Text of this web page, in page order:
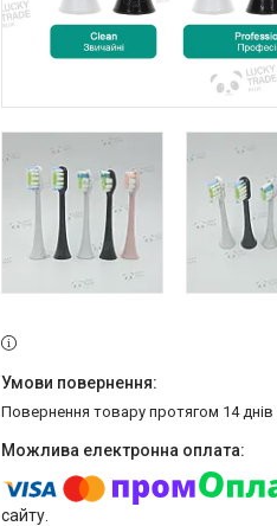
повернення товару протягом 14 днів
сайту.